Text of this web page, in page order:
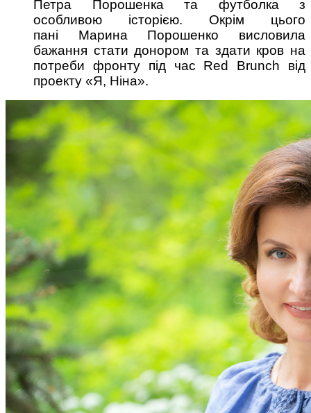
Петра Порошенка та футболка з
особливою історією. Окрім цього
пані Марина Порошенко висловила
бажання стати донором та здати кров на
потреби фронту під час Red Brunсh від
проекту «Я, Ніна».